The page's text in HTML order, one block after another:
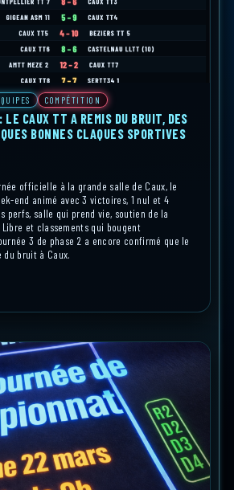
COMPÉTITION
LE CAUX TT A REMIS DU BRUIT, DES
BONNES CLAQUES SPORTIVES
officielle à la grande salle de Caux, le
end animé avec 3 victoires, 1 nul et 4
perfs, salle qui prend vie, soutien de la
et classements qui bougent
3 de phase 2 a encore confirmé que le
bruit à Caux.